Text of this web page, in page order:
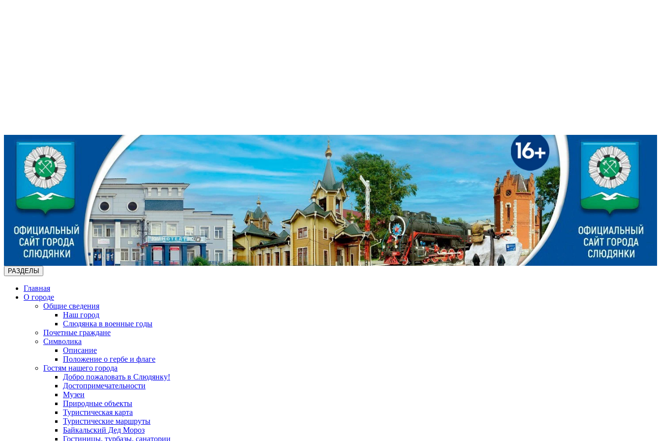
РАЗДЕЛЫ
Главная
О городе
Общие сведения
Наш город
Слюдянка в военные годы
Почетные граждане
Символика
Описание
Положение о гербе и флаге
Гостям нашего города
Добро пожаловать в Слюдянку!
Достопримечательности
Музеи
Природные объекты
Туристическая карта
Туристические маршруты
Байкальский Дед Мороз
Гостиницы, турбазы, санатории